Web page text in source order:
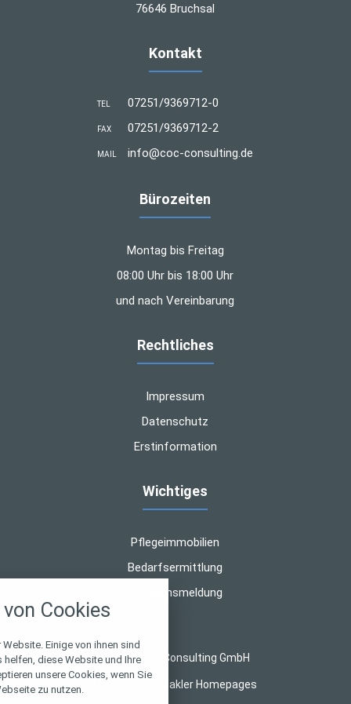
76646 Bruchsal
Kontakt
TEL 07251/9369712-0
FAX 07251/9369712-2
MAIL info@coc-consulting.de
Bürozeiten
Montag bis Freitag
08:00 Uhr bis 18:00 Uhr
und nach Vereinbarung
Rechtliches
Impressum
Datenschutz
Erstinformation
Wichtiges
Pflegeimmobilien
Bedarfsermittlung
Schadensmeldung
© 2026 CoC Consulting GmbH
Makler Homepages
Cookies
Einige von ihnen sind
diese Website und Ihre
unsere Cookies, wenn Sie
zu nutzen.
alle verwendeten Cookies und
zu blockieren.
Notwendig